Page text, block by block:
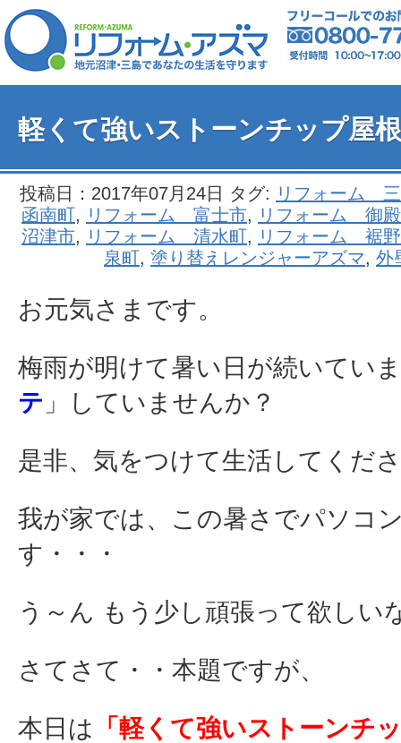
軽くて強いストーンチップ屋
投稿日：2017年07月24日 タグ: リフォーム
函南町, リフォーム 富士市, リフォーム 御
沼津市, リフォーム 清水町, リフォーム 裾
泉町, 塗り替えレンジャーアズマ, 外
お元気さまです。
梅雨が明けて暑い日が続いてい
テ 」していませんか？
是非、気をつけて生活してくだ
我が家では、この暑さでパソコ
す・・・
う～ん もう少し頑張って欲し
さてさて・・本題ですが、
本日は 「軽くて強いストーンチ